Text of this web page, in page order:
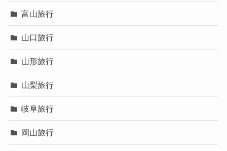
富山旅行
山口旅行
山形旅行
山梨旅行
岐阜旅行
岡山旅行